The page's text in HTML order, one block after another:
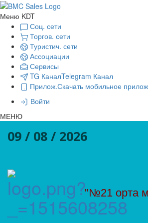
Меню KDT
Соц. сети
Торгов. сети
Туристич. сети
Ассоциации
Сервисы
TG КаналTelegram Канал
Прилож.Скачать мобильное
Войти
МЕНЮ
09 / 08 / 2026
"№21 орта